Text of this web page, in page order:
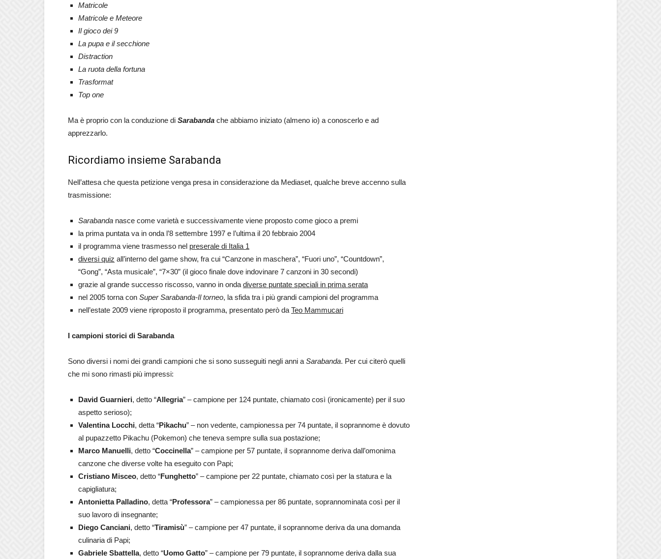
Matricole
Matricole e Meteore
Il gioco dei 9
La pupa e il secchione
Distraction
La ruota della fortuna
Trasformat
Top one
Ma è proprio con la conduzione di Sarabanda che abbiamo iniziato (almeno io) a conoscerlo e ad
apprezzarlo.
Ricordiamo insieme Sarabanda
Nell’attesa che questa petizione venga presa in considerazione da Mediaset, qualche breve accenno sulla
trasmissione:
Sarabanda nasce come varietà e successivamente viene proposto come gioco a premi
la prima puntata va in onda l’8 settembre 1997 e l’ultima il 20 febbraio 2004
il programma viene trasmesso nel preserale di Italia 1
diversi quiz all’interno del game show, fra cui “Canzone in maschera”, “Fuori uno”, “Countdown”,
“Gong”, “Asta musicale”, “7×30” (il gioco finale dove indovinare 7 canzoni in 30 secondi)
grazie al grande successo riscosso, vanno in onda diverse puntate speciali in prima serata
nel 2005 torna con Super Sarabanda-Il torneo, la sfida tra i più grandi campioni del programma
nell’estate 2009 viene riproposto il programma, presentato però da Teo Mammucari
I campioni storici di Sarabanda
Sono diversi i nomi dei grandi campioni che si sono susseguiti negli anni a Sarabanda. Per cui citerò quelli
che mi sono rimasti più impressi:
David Guarnieri, detto “Allegria” – campione per 124 puntate, chiamato così (ironicamente) per il suo
aspetto serioso);
Valentina Locchi, detta “Pikachu” – non vedente, campionessa per 74 puntate, il soprannome è dovuto
al pupazzetto Pikachu (Pokemon) che teneva sempre sulla sua postazione;
Marco Manuelli, detto “Coccinella” – campione per 57 puntate, il soprannome deriva dall’omonima
canzone che diverse volte ha eseguito con Papi;
Cristiano Misceo, detto “Funghetto” – campione per 22 puntate, chiamato così per la statura e la
capigliatura;
Antonietta Palladino, detta “Professora” – campionessa per 86 puntate, soprannominata così per il
suo lavoro di insegnante;
Diego Canciani, detto “Tiramisù” – campione per 47 puntate, il soprannome deriva da una domanda
culinaria di Papi;
Gabriele Sbattella, detto “Uomo Gatto” – campione per 79 puntate, il soprannome deriva dalla sua